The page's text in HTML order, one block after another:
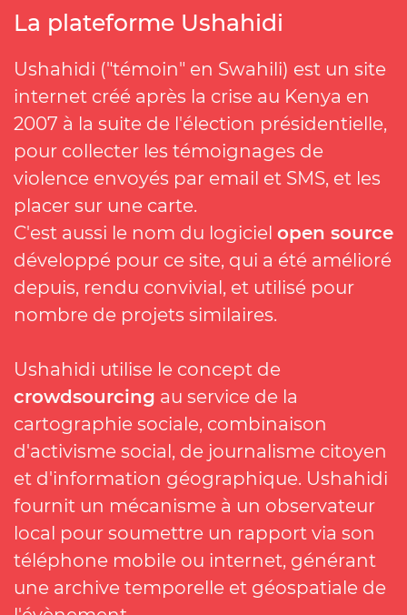
La plateforme Ushahidi
Ushahidi ("témoin" en Swahili) est un site
internet créé après la crise au Kenya en
2007 à la suite de l'élection présidentielle,
pour collecter les témoignages de
violence envoyés par email et SMS, et les
placer sur une carte.
C'est aussi le nom du logiciel open source
développé pour ce site, qui a été amélioré
depuis, rendu convivial, et utilisé pour
nombre de projets similaires.
Ushahidi utilise le concept de
crowdsourcing au service de la
cartographie sociale, combinaison
d'activisme social, de journalisme citoyen
et d'information géographique. Ushahidi
fournit un mécanisme à un observateur
local pour soumettre un rapport via son
téléphone mobile ou internet, générant
une archive temporelle et géospatiale de